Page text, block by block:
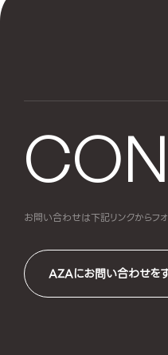
お問い合わせは下記リンクからフ
AZAにお問い合わせを